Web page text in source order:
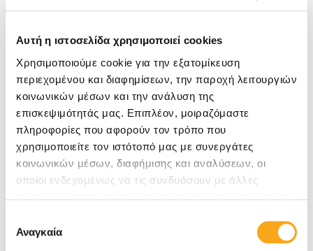
Αυτή η ιστοσελίδα χρησιμοποιεί cookies
Χρησιμοποιούμε cookie για την εξατομίκευση
περιεχομένου και διαφημίσεων, την παροχή λειτουργιών
κοινωνικών μέσων και την ανάλυση της
επισκεψιμότητάς μας. Επιπλέον, μοιραζόμαστε
πληροφορίες που αφορούν τον τρόπο που
χρησιμοποιείτε τον ιστότοπό μας με συνεργάτες
κοινωνικών μέσων, διαφήμισης και αναλύσεων, οι
οποίοι ενδεχομένως να τις συνδυάσουν με άλλες
των υπηρεσιών τους. Αν συνεχίσετε να χρησιμοποιείτε
την ιστοσελίδα μας, συναινείτε στη χρήση των cookies
συγκατάθεσης
Αναγκαία
brand reputation cloudbeds content marketing
digital marketing eyewide
eyewide hotel digital marketing agency
hotel digital marketing hotel marketing hotels
website